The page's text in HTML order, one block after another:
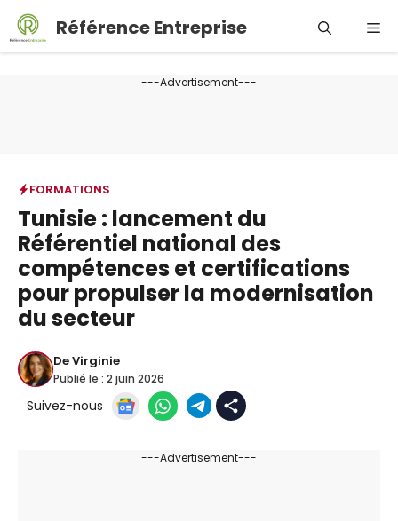
Aller
contenu
Référence Entreprise
---Advertisement---
FORMATIONS
Tunisie : lancement du
Référentiel national des
compétences et certifications
pour propulser la modernisation
du secteur
DeVirginie
Publié le : 2 juin 2026
Suivez-nous
---Advertisement---